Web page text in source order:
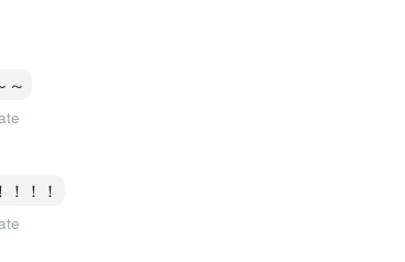
回升 + 当前进入短线高位整理。
股，是结构已经转多，但短线过热后的降温阶段。
，而是：
）
）
是主升段
初级反转阶段”
资金回流
～
！！